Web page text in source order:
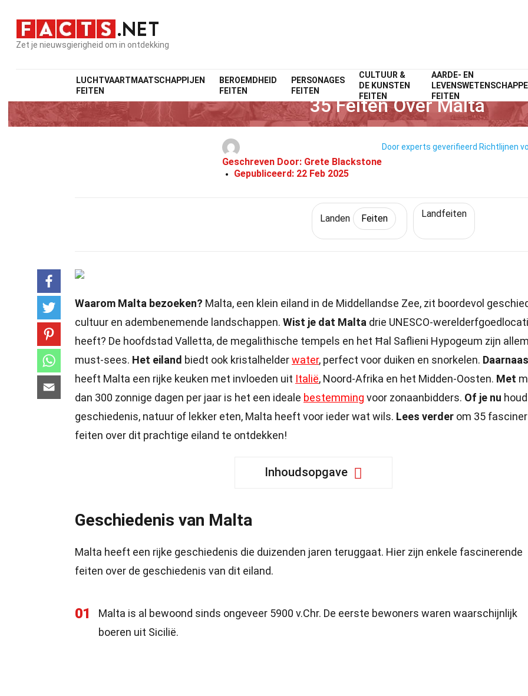
Zet je nieuwsgierigheid om in ontdekking
LUCHTVAARTMAATSCHAPPIJEN
FEITEN
BEROEMDHEID
FEITEN
PERSONAGES
FEITEN
CULTUUR &
DE KUNSTEN
FEITEN
AARDE- EN
FEITEN
Home WereldFeiten LandenFeiten
35 Feiten Over Malta
Geschreven Door: Grete Blackstone
Gepubliceerd: 22 Feb 2025
Door experts geverifieerd Richtlijnen
Landen Feiten Landfeiten
Waarom Malta bezoeken? Malta, een klein eiland in de Middellandse Zee, zit boordevol
cultuur en adembenemende landschappen. Wist je dat Malta drie UNESCO-
heeft? De hoofdstad Valletta, de megalithische tempels en het Ħal Saflieni Hypogeum zijn
must-sees. Het eiland biedt ook kristalhelderwater, perfect voor duiken en snorkelen.
heeft Malta een rijke keuken met invloeden uit Italië, Noord-Afrika en het Midden-Oosten. Met
dan 300 zonnige dagen per jaar is het een ideale bestemming voor zonaanbidders. Of je nu
geschiedenis, natuur of lekker eten, Malta heeft voor ieder wat wils. Lees verder om 35
feiten over dit prachtige eiland te ontdekken!
Inhoudsopgave
Geschiedenis van Malta
Malta heeft een rijke geschiedenis die duizenden jaren teruggaat. Hier zijn enkele fascinerende
feiten over de geschiedenis van dit eiland.
01
Malta is al bewoond sinds ongeveer 5900 v.Chr. De eerste bewoners waren waarschijnlijk
boeren uit Sicilië.